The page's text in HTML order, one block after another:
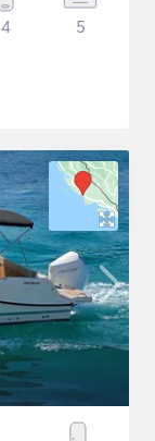
4 5